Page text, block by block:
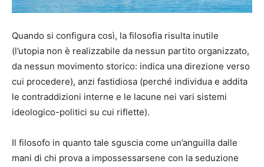
Quando si configura così, la filosofia risulta inutile
(l’utopia non è realizzabile da nessun partito organizzato,
da nessun movimento storico: indica una direzione verso
cui procedere), anzi fastidiosa (perché individua e addita
le contraddizioni interne e le lacune nei vari sistemi
ideologico-politici su cui riflette).
Il filosofo in quanto tale sguscia come un’anguilla dalle
mani di chi prova a impossessarsene con la seduzione